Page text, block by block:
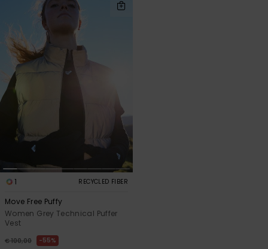
1 RECYCLED FIBER
Move Free Puffy
Women Grey Technical Puffer
Vest
€ 100,00 55%